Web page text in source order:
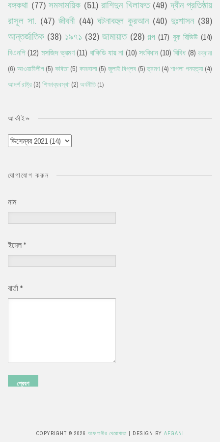
বঙ্গকথা (77) সমসাময়িক (51) রাশিদুন খিলাফত (49) দ্বীন প্রতিষ্ঠায়
রাসূল সা. (47) জীবনী (44) ঘটনাবহুল কুরআন (40) দুঃশাসন (39)
আন্তর্জাতিক (38) ১৯৭১ (32) জামায়াত (28) গল্প (17) বুক রিভিউ (14)
বিএনপি(12) মসজিদ ভ্রমণ(11) বাকিডি যায় না (10) সংবিধান(10) বিবিধ (8) রব্বানা
(6) আওয়ামীলীগ (5) কবিতা (5) কারবালা (5) জুলাই বিপ্লব (5) ভ্রমণ (4) শাপলা গনহত্যা (4)
আদর্শ রাষ্ট্র (3) শিক্ষাব্যবস্থা (2) অর্থনীতি (1)
আর্কাইভ
যোগাযোগ করুন
নাম
ইমেল*
বার্তা*
COPYRIGHT © 2026 আফগানীর খেরোখাতা | DESIGN BY AFGANI